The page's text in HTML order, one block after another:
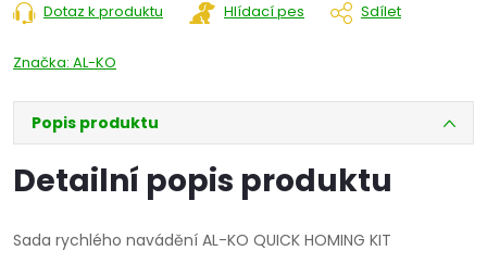
Dotaz k produktu Hlídací pes Sdílet
Značka: AL-KO
Popis produktu
Detailní popis produktu
Sada rychlého navádění AL-KO QUICK HOMING KIT